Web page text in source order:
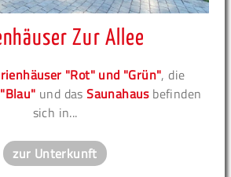
Zur Allee
"Rot" und "Grün", die
und dasSaunahausbefinden
sich in...
zur Unterkunft